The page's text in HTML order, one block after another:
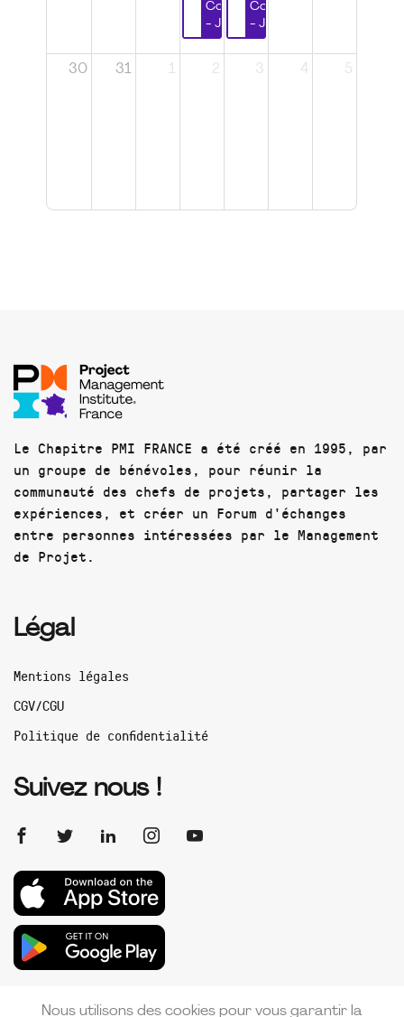
Complexes
- Jour 1
Complexes
- Jour 2
30 31 1 2 3 4 5
Le Chapitre PMI FRANCE a été créé en 1995, par
un groupe de bénévoles, pour réunir la
communauté des chefs de projets, partager les
expériences, et créer un Forum d'échanges
entre personnes intéressées par le Management
de Projet.
Légal
Mentions légales
CGV/CGU
Politique de confidentialité
Suivez nous !
Nous utilisons des cookies pour vous garantir la